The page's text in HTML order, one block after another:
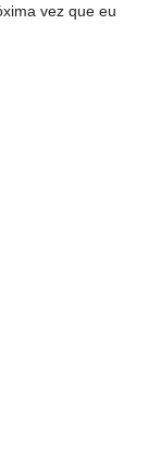
vez que eu